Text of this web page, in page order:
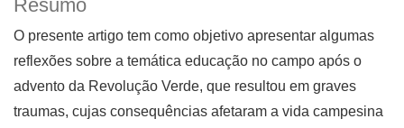
Resumo
O presente artigo tem como objetivo apresentar algumas
reflexões sobre a temática educação no campo após o
advento da Revolução Verde, que resultou em graves
traumas, cujas consequências afetaram a vida campesina